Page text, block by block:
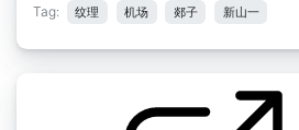
Tag: 纹理 机场 郯子 新山一